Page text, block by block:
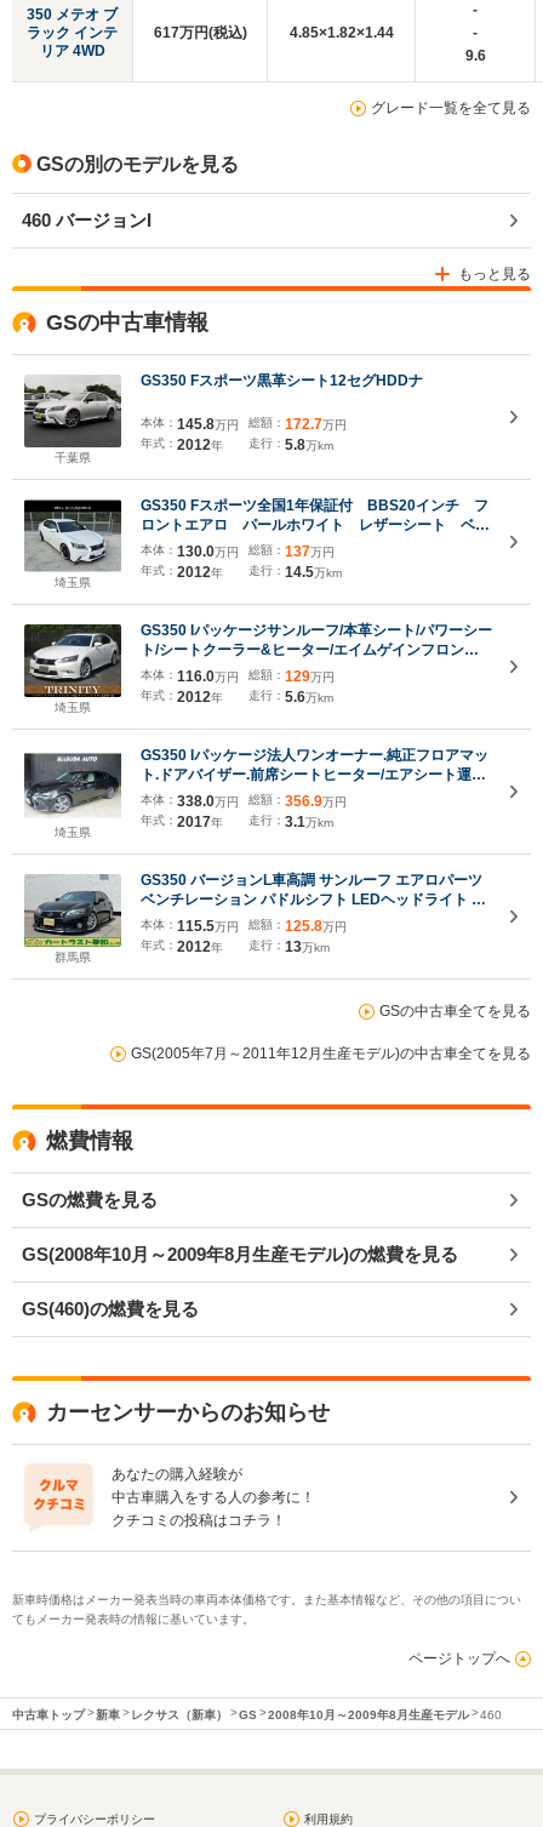
350 メテオ ブ
ラック インテ
リア 4WD
617万円(税込) 4.85×1.82×1.44
-
-
9.6
グレード一覧を全て見る
GSの別のモデルを見る
460 バージョンI
もっと見る
GSの中古車情報
千葉県
GS350 Fスポーツ黒革シート12セグHDDナ
本体： 145.8万円
年式： 2012年
総額： 172.7万円
走行： 5.8万km
埼玉県
GS350 Fスポーツ全国1年保証付 BBS20インチ フ
ロントエアロ パールホワイト レザーシート ベン
チレーション ナビ バックカメラ
本体： 130.0万円
年式： 2012年
総額： 137万円
走行： 14.5万km
埼玉県
GS350 Iパッケージサンルーフ/本革シート/パワーシー
ト/シートクーラー&ヒーター/エイムゲインフロント
スポイラー/クルーズコントロール/ビルトインETC/純
正ナビTV&バックカメラ/Bluetoothオーディオ
本体： 116.0万円
年式： 2012年
総額： 129万円
走行： 5.6万km
埼玉県
GS350 Iパッケージ法人ワンオーナー.純正フロアマッ
ト.ドアバイザー.前席シートヒーター/エアシート運転
席メモリーシート.後席フィルム.ステアリングヒータ
ー.パワートランク&イージークローザー.後席カーテ
ン.電動シェード
本体： 338.0万円
年式： 2017年
総額： 356.9万円
走行： 3.1万km
群馬県
GS350 バージョンL車高調 サンルーフ エアロパーツ
ベンチレーション パドルシフト LEDヘッドライト エ
ンジンスターター ETC
本体： 115.5万円
年式： 2012年
総額： 125.8万円
走行： 13万km
GSの中古車全てを見る
GS(2005年7月～2011年12月生産モデル)の中古車全てを見る
燃費情報
GSの燃費を見る
GS(2008年10月～2009年8月生産モデル)の燃費を見る
GS(460)の燃費を見る
カーセンサーからのお知らせ
あなたの購入経験が
中古車購入をする人の参考に！
クチコミの投稿はコチラ！
新車時価格はメーカー発表当時の車両本体価格です。また基本情報など、その他の項目につい
てもメーカー発表時の情報に基いています。
ページトップへ
中古車トップ 新車 レクサス（新車） GS 2008年10月～2009年8月生産モデル 460
プライバシーポリシー 利用規約